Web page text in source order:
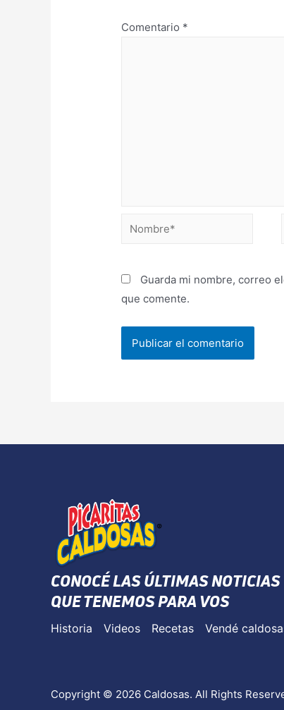
Comentario *
Guarda mi nombre, correo
que comente.
CONOCÉ LAS ÚLTIMAS NOTICIAS
QUE TENEMOS PARA VOS
Historia Videos Recetas Vendé
Copyright © 2026 Caldosas. All Rights